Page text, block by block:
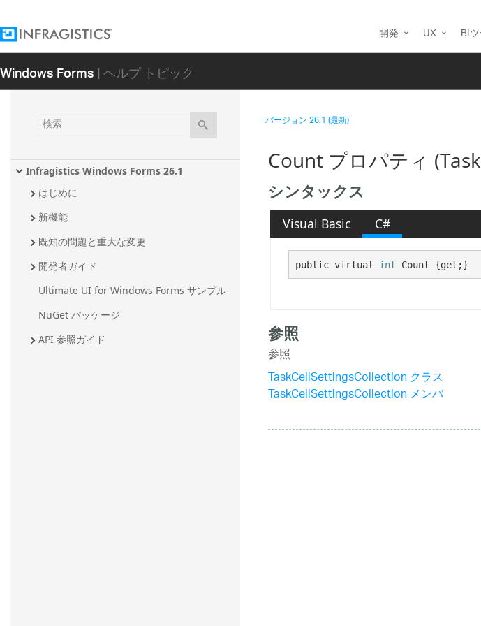
開発 UX BI
Windows Forms| ヘルプ トピック
検
索
Infragistics Windows Forms 26.1
はじめに
新機能
既知の問題と重大な変更
開発者ガイド
Ultimate UI for Windows Forms サンプル
NuGet パッケージ
API 参照ガイド
バージョン26.1 (最新)
Count プロパティ
シンタックス
Visual Basic C#
public virtual int Count {get;}
参照
参照
TaskCellSettingsCollection クラス
TaskCellSettingsCollection メンバ